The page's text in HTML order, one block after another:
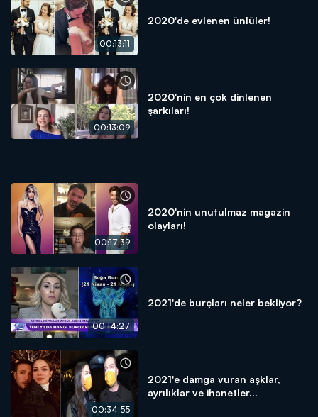
00:13:11
2020'de evlenen ünlüler!
00:13:09
2020'nin en çok dinlenen
şarkıları!
00:17:39
2020'nin unutulmaz magazin
olayları!
00:14:27
2021'de burçları neler bekliyor?
00:34:55
2021'e damga vuran aşklar,
ayrılıklar ve ihanetler...